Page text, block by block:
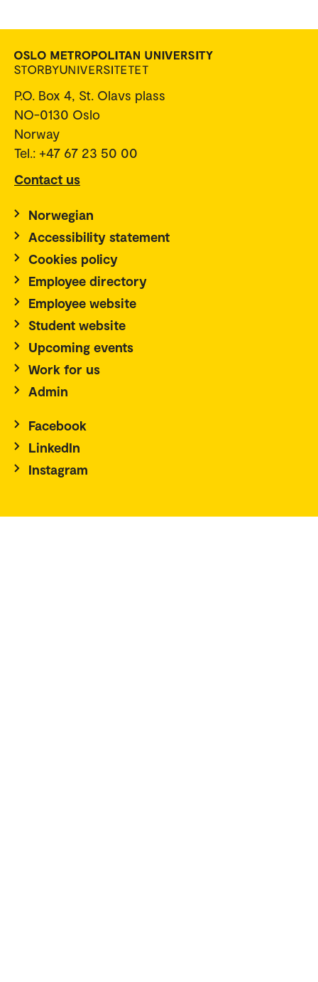
P.O. Box 4, St. Olavs plass
NO-0130 Oslo
Norway
Tel.: +47 67 23 50 00
Contact us
Norwegian
Accessibility statement
Cookies policy
Employee directory
Employee website
Student website
Upcoming events
Work for us
Admin
Facebook
LinkedIn
Instagram